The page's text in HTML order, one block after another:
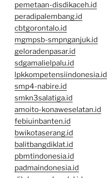
pemetaan-disdikaceh.id
peradipalembang.id
cbtgorontalo.id
mgmpsb-smpnganjuk.id
geloradenpasar.id
sdgamalielpalu.id
lpkkompetensiindonesia.id
smp4-nabire.id
smkn3salatiga.id
amoito-konaweselatan.id
febiuinbanten.id
bwikotaserang.id
balitbangdiklat.id
pbmtindonesia.id
padmaindonesia.id